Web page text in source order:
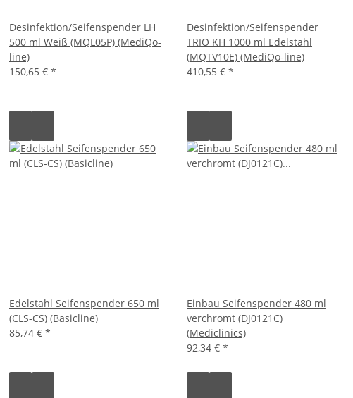
Desinfektion/Seifenspender LH
500 ml Weiß (MQL05P) (MediQo-
line)
150,65 € *
Desinfektion/Seifenspender
TRIO KH 1000 ml Edelstahl
(MQTV10E) (MediQo-line)
410,55 € *
Edelstahl Seifenspender 650 ml
(CLS-CS) (Basicline)
85,74 € *
Einbau Seifenspender 480 ml
verchromt (DJ0121C)
(Mediclinics)
92,34 € *